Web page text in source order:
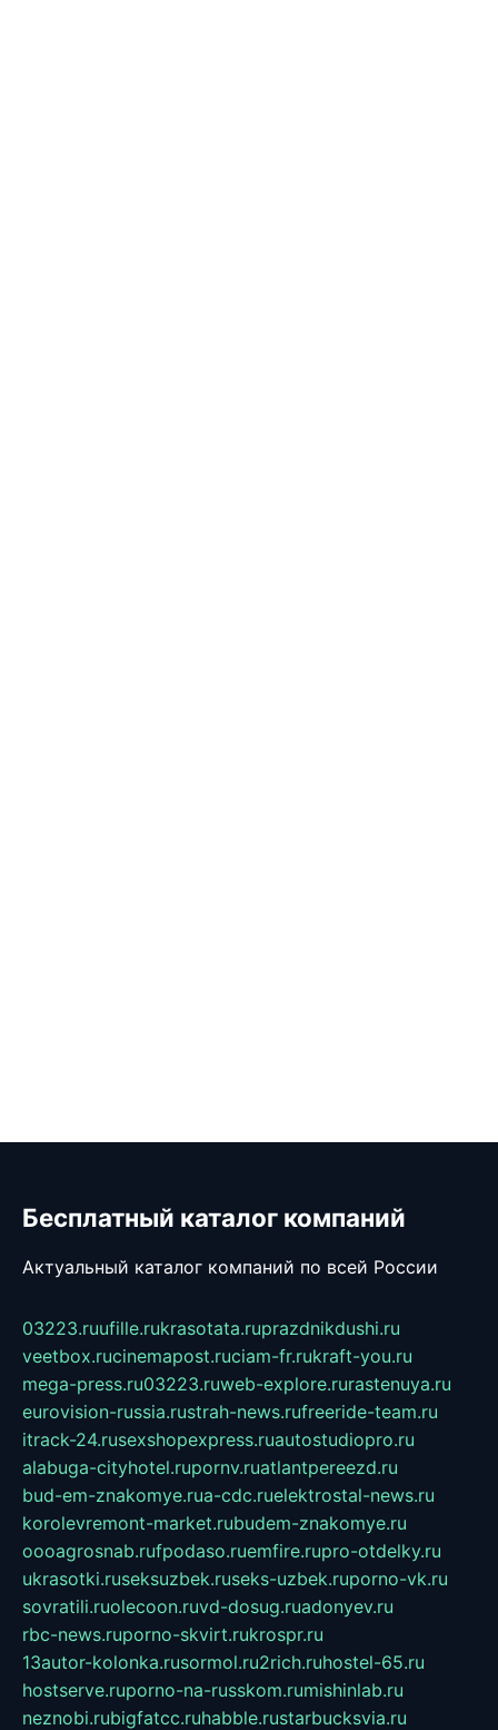
Бесплатный каталог компаний
Актуальный каталог компаний по всей России
03223.ruufille.rukrasotata.ruprazdnikdushi.ru
veetbox.rucinemapost.ruciam-fr.rukraft-you.ru
mega-press.ru03223.ruweb-explore.rurastenuya.ru
eurovision-russia.rustrah-news.rufreeride-team.ru
itrack-24.rusexshopexpress.ruautostudiopro.ru
alabuga-cityhotel.rupornv.ruatlantpereezd.ru
bud-em-znakomye.rua-cdc.ruelektrostal-news.ru
korolevremont-market.rubudem-znakomye.ru
oooagrosnab.rufpodaso.ruemfire.rupro-otdelky.ru
ukrasotki.ruseksuzbek.ruseks-uzbek.ruporno-vk.ru
sovratili.ruolecoon.ruvd-dosug.ruadonyev.ru
rbc-news.ruporno-skvirt.rukrospr.ru
13autor-kolonka.rusormol.ru2rich.ruhostel-65.ru
hostserve.ruporno-na-russkom.rumishinlab.ru
neznobi.rubigfatcc.ruhabble.rustarbucksvia.ru